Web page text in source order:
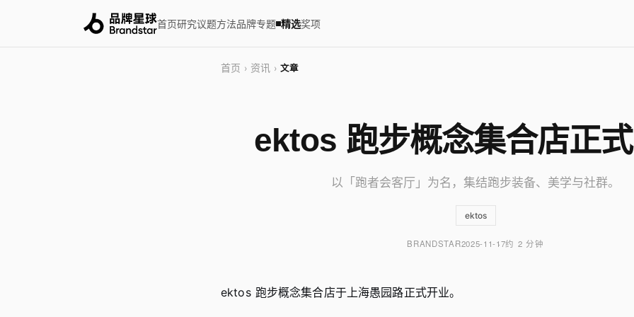
首页研究议题方法品牌专题 精选奖项
首页 › 资讯 › 文章
ektos 跑步概念集合店正
以「跑者会客厅」为名，集结跑步装备、美学与社群。
ektos
BRANDSTAR2025-11-17约 2 分钟
ektos 跑步概念集合店于上海愚园路正式开业。